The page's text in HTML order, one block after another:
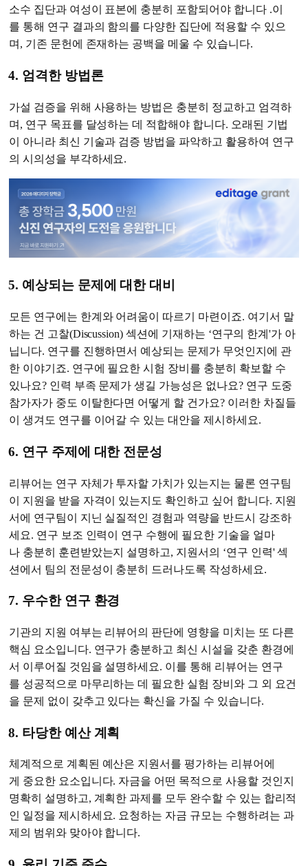
소수 집단과 여성이 표본에 충분히 포함되어야 합니다 .이
를 통해 연구 결과의 함의를 다양한 집단에 적용할 수 있으
며, 기존 문헌에 존재하는 공백을 메울 수 있습니다.
4. 엄격한 방법론
가설 검증을 위해 사용하는 방법은 충분히 정교하고 엄격하
며, 연구 목표를 달성하는 데 적합해야 합니다. 오래된 기법
이 아니라 최신 기술과 검증 방법을 파악하고 활용하여 연구
의 시의성을 부각하세요.
5. 예상되는 문제에 대한 대비
모든 연구에는 한계와 어려움이 따르기 마련이죠. 여기서 말
하는 건 고찰(Discussion) 섹션에 기재하는 ‘연구의 한계'가 아
닙니다. 연구를 진행하면서 예상되는 문제가 무엇인지에 관
한 이야기죠. 연구에 필요한 시험 장비를 충분히 확보할 수
있나요? 인력 부족 문제가 생길 가능성은 없나요? 연구 도중
참가자가 중도 이탈한다면 어떻게 할 건가요? 이러한 차질들
이 생겨도 연구를 이어갈 수 있는 대안을 제시하세요.
6. 연구 주제에 대한 전문성
리뷰어는 연구 자체가 투자할 가치가 있는지는 물론 연구팀
이 지원을 받을 자격이 있는지도 확인하고 싶어 합니다. 지원
서에 연구팀이 지닌 실질적인 경험과 역량을 반드시 강조하
세요. 연구 보조 인력이 연구 수행에 필요한 기술을 얼마
나 충분히 훈련받았는지 설명하고, 지원서의 ‘연구 인력' 섹
션에서 팀의 전문성이 충분히 드러나도록 작성하세요.
7. 우수한 연구 환경
기관의 지원 여부는 리뷰어의 판단에 영향을 미치는 또 다른
핵심 요소입니다. 연구가 충분하고 최신 시설을 갖춘 환경에
서 이루어질 것임을 설명하세요. 이를 통해 리뷰어는 연구
를 성공적으로 마무리하는 데 필요한 실험 장비와 그 외 요건
을 문제 없이 갖추고 있다는 확신을 가질 수 있습니다.
8. 타당한 예산 계획
체계적으로 계획된 예산은 지원서를 평가하는 리뷰어에
게 중요한 요소입니다. 자금을 어떤 목적으로 사용할 것인지
명확히 설명하고, 계획한 과제를 모두 완수할 수 있는 합리적
인 일정을 제시하세요. 요청하는 자금 규모는 수행하려는 과
제의 범위와 맞아야 합니다.